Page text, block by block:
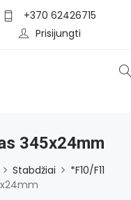
+370 62426715
Prisijungti
345x24mm
Stabdžiai
*F10/F11